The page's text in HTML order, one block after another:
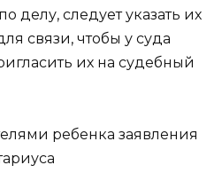
делу, следует указать их
связи, чтобы у суда
их на судебный
ребенка заявления